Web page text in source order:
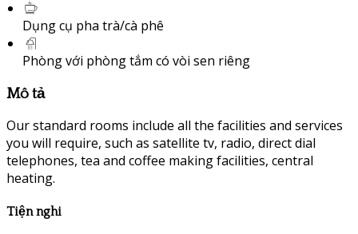
Dụng cụ pha trà/cà phê
Phòng với phòng tắm có vòi sen riêng
Mô tả
Our standard rooms include all the facilities and services
you will require, such as satellite tv, radio, direct dial
telephones, tea and coffee making facilities, central
heating.
Tiện nghi